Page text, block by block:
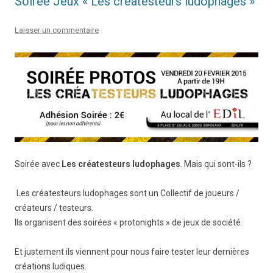
Laisser un commentaire
Soirée avec Les créatesteurs ludophages . Mais qui sont-ils ?
Les créatesteurs ludophages sont un Collectif de joueurs /
créateurs / testeurs.
Ils organisent des soirées « protonights » de jeux de société.
Et justement ils viennent pour nous faire tester leur dernières
créations ludiques.